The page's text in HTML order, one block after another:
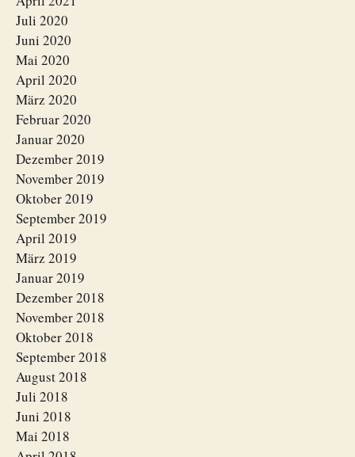
Juli 2020
Juni 2020
Mai 2020
April 2020
März 2020
Februar 2020
Januar 2020
Dezember 2019
November 2019
Oktober 2019
September 2019
April 2019
März 2019
Januar 2019
Dezember 2018
November 2018
Oktober 2018
September 2018
August 2018
Juli 2018
Juni 2018
Mai 2018